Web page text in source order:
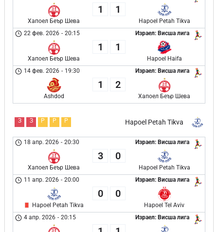
Хапоел Беър Шева
1 1
Hapoel Petah Tikva
Израел: Висша лига
22 фев. 2026 - 20:15
Хапоел Беър Шева
1 1
Hapoel Haifa
Израел: Висша лига
14 фев. 2026 - 19:30
Ashdod
1 2
Хапоел Беър Шева
Hapoel Petah Tikva
З З Р Р Р
Израел: Висша лига
18 апр. 2026 - 20:30
Хапоел Беър Шева
3 0
Hapoel Petah Tikva
Израел: Висша лига
11 апр. 2026 - 20:00
Hapoel Petah Tikva
0 0
Hapoel Tel Aviv
Израел: Висша лига
4 апр. 2026 - 20:15